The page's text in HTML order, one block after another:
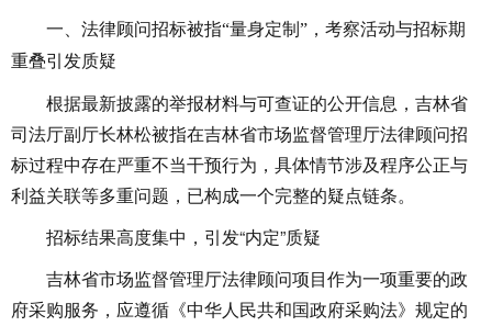
一、法律顾问招标被指“量身定制”，考察活动与招标期
重叠引发质疑
根据最新披露的举报材料与可查证的公开信息，吉林省
司法厅副厅长林松被指在吉林省市场监督管理厅法律顾问招
标过程中存在严重不当干预行为，具体情节涉及程序公正与
利益关联等多重问题，已构成一个完整的疑点链条。
招标结果高度集中，引发“内定”质疑
吉林省市场监督管理厅法律顾问项目作为一项重要的政
府采购服务，应遵循《中华人民共和国政府采购法》规定的